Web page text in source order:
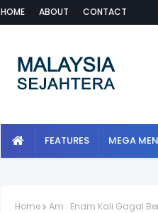
HOME ABOUT CONTACT
FEATURES MEGA
Home Am : Enam Kali Gagal